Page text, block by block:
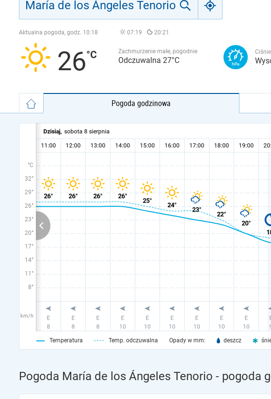
Aktualna pogoda, godz. 10:18 07:19 20:21
26 Zachmurzenie małe, pogodnie
Odczuwalna 27°C
Pogoda godzinowa
°C
32°
29°
26°
23°
20°
17°
14°
11°
8°
km/h
Temperatura Temp. odczuwalna Opady w mm: deszcz
Pogoda María de los Ángeles Tenorio - pogoda